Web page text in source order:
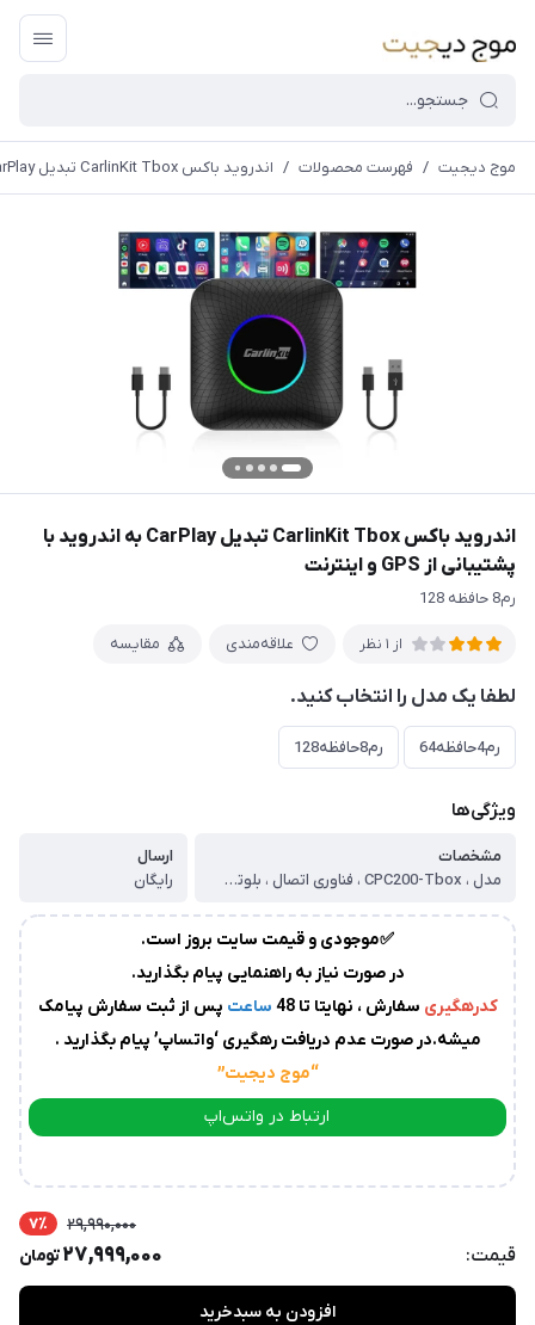
قیمت و
سایت بروز
راحت خرید
زمان
آماده
سازیو
ارسال
پستسفارشات،بین
الی
2 روز
باشد.
کدرهگیریاز
سوی
دریافت
کدرهگیریسفارش
موج دیجیت / فهرست محصولات / اندروید باکس CarlinKit Tbox تبدیل CarPlay به اندروید با پشتیبانی از GPS و اینترنت
اندروید باکس CarlinKit Tbox تبدیل CarPlay به اندروید با
پشتیبانی از GPS و اینترنت
رم8 حافظه 128
از 1 نظر علاقه‌مندی مقایسه
لطفا یک مدل را انتخاب کنید.
رم4حافظه64 رم8حافظه128
ویژگی‌ها
مشخصات
مدل ، CPC200-Tbox ، فناوری اتصال ، بلوتوث وای فای 4G LTE ، اتصال ، بی‌سیم ، سیستم‌عامل ، اندروید 13 ، پردازنده ، قدرتمند ، Qualcomm-S SM6225 ، دارای پورت‌های ، USB-A به USB-C و USB-C به USB-C برای اتصال آسان ، پشتیبانی از ، ناوبری (GPS)، تماشای ویدئو، پخش موسیقی، نصب اپلیکیشن‌هاپشتیبانی از کارت حافظه TF برای افزایش ظرفیت ذخیره‌سازی
ارسال
رایگان
✅موجودی و قیمت سایت بروز است.
در صورت نیاز به راهنمایی پیام بگذارید.
کدرهگیری سفارش ، نهایتا تا 48 ساعت پس از ثبت سفارش پیامک
میشه.در صورت عدم دریافت رهگیری ‘واتساپ’ پیام بگذارید .
“موج دیجیت”
ارتباط در واتس‌اپ
قیمت:
29,990,000 7٪
27,999,000تومان
افزودن به سبدخرید